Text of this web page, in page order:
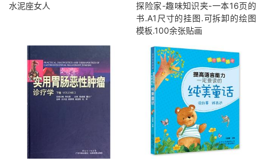
水泥座女人
探险家-趣味知识夹-一本16页的
书.A1尺寸的挂图.可拆卸的绘图
模板.100余张贴画